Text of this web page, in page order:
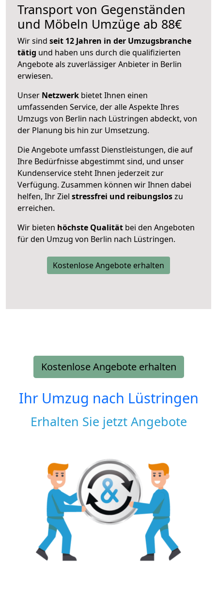
Transport von Gegenständen
und Möbeln Umzüge ab 88€
Wir sind seit 12 Jahren in der Umzugsbranche
tätig und haben uns durch die qualifizierten
Angebote als zuverlässiger Anbieter in Berlin
erwiesen.
Unser Netzwerk bietet Ihnen einen
umfassenden Service, der alle Aspekte Ihres
Umzugs von Berlin nach Lüstringen abdeckt, von
der Planung bis hin zur Umsetzung.
Die Angebote umfasst Dienstleistungen, die auf
Ihre Bedürfnisse abgestimmt sind, und unser
Kundenservice steht Ihnen jederzeit zur
Verfügung. Zusammen können wir Ihnen dabei
helfen, Ihr Ziel stressfrei und reibungsloszu
erreichen.
Wir bieten höchste Qualität bei den Angeboten
für den Umzug von Berlin nach Lüstringen.
Kostenlose Angebote erhalten
Kostenlose Angebote erhalten
Ihr Umzug nach Lüstringen
Erhalten Sie jetzt Angebote